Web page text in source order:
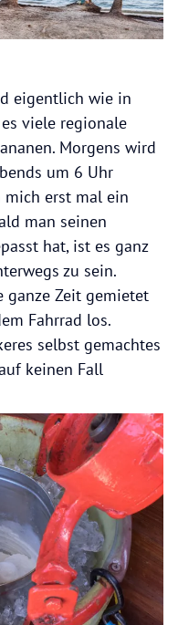
eigentlich wie in
viele regionale
Morgens wird
um 6 Uhr
mich erst mal ein
man seinen
hat, ist es ganz
zu sein.
ganze Zeit gemietet
Fahrrad los.
selbst gemachtes
keinen Fall